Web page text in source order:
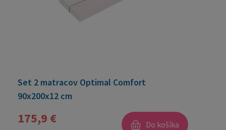
Set 2 matracov Optimal Comfort
90x200x12 cm
175,9 € Do košíka